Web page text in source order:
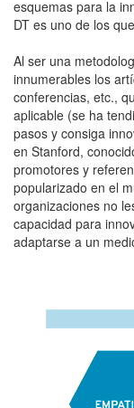
esquemas para la
DT es uno de los
Al ser una
innumerables los
conferencias, etc.,
aplicable (se ha
pasos y consiga
en Stanford,
promotores y
popularizado en el
organizaciones no
capacidad para
adaptarse a un